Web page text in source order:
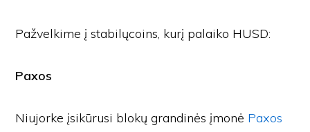
Pažvelkime į stabilųcoins, kurį palaiko HUSD:
Paxos
Niujorke įsikūrusi blokų grandinės įmonė Paxos